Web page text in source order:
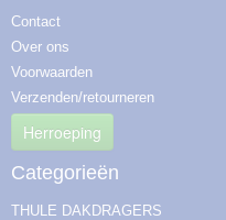
Contact
Over ons
Voorwaarden
Verzenden/retourneren
Herroeping
Categorieën
THULE DAKDRAGERS